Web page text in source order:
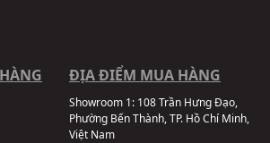
ĐỊA ĐIỂM MUA HÀNG
Showroom 1: 108 Trần Hưng Đạo,
Phường Bến Thành, TP. Hồ Chí Minh,
Việt Nam